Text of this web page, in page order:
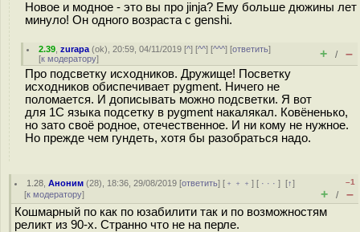
Новое и модное - это вы про jinja? Ему больше дюжины лет
минуло! Он одного возраста с genshi.
2.39 ,zurapa (ok), 20:59, 04/11/2019 [^] [^^] [^^^] [ответить]
[к модератору] + / –
Про подсветку исходников. Дружище! Посветку
исходников обиспечивает pygment. Ничего не
поломается. И дописывать можно подсветки. Я вот
для 1С языка подсетку в pygment накалякал. Ковёненько,
но зато своё родное, отечественное. И ни кому не нужное.
Но прежде чем гундеть, хотя бы разобраться надо.
1.28 ,Аноним (28), 18:36, 29/08/2019 [ответить] [ ﹢﹢﹢] [ · · ·][↑]
[к модератору]
–1
+ / –
Кошмарный по как по юзабилити так и по возможностям
реликт из 90-х. Странно что не на перле.